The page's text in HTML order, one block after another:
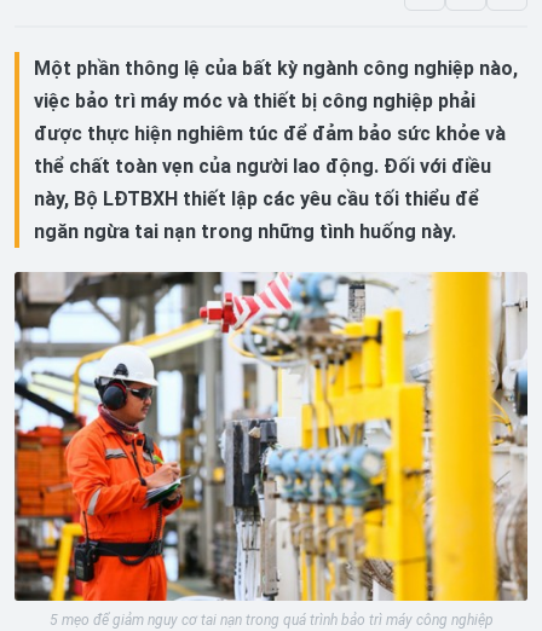
Một phần thông lệ của bất kỳ ngành công nghiệp nào,
việc bảo trì máy móc và thiết bị công nghiệp phải
được thực hiện nghiêm túc để đảm bảo sức khỏe và
thể chất toàn vẹn của người lao động. Đối với điều
này, Bộ LĐTBXH thiết lập các yêu cầu tối thiểu để
ngăn ngừa tai nạn trong những tình huống này.
5 mẹo để giảm nguy cơ tai nạn trong quá trình bảo trì máy công nghiệp